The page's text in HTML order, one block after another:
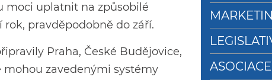
moci uplatnit na způsobilé
pravděpodobně do září.
Praha, České Budějovice,
mohou zavedenými systémy
ASOCIACE